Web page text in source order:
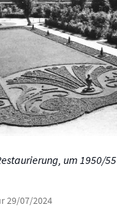
um 1950/55
29/07/2024